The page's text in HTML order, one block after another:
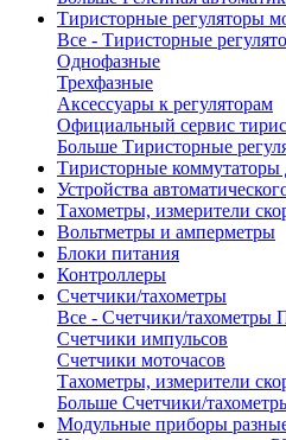
Тиристорные регуляторы
Все - Тиристорные
Однофазные
Трехфазные
Аксессуары к регуляторам
Официальный сервис
Больше Тиристорные
Тиристорные
Устройства
Тахометры, измерители
Вольтметры и амперметры
Блоки питания
Контроллеры
Счетчики/тахометры
Все - Счетчики/тахометры
Счетчики импульсов
Счетчики моточасов
Тахометры, измерители
Больше Счетчики/
Модульные приборы